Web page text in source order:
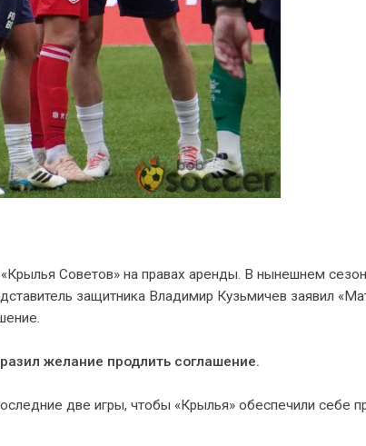
Советов» на правах аренды. В нынешнем
защитника Владимир Кузьмичев заявил
желание продлить соглашение.
две игры, чтобы «Крылья» обеспечили себе